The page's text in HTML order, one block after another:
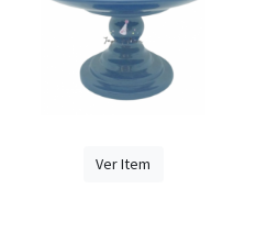
Ver Item